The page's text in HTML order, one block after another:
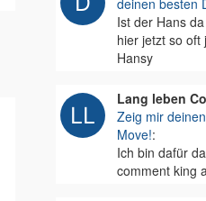
deinen besten
Ist der Hans
hier jetzt so oft
Hansy
Lang leben
Zeig mir
Move!:
Ich bin dafür
comment king